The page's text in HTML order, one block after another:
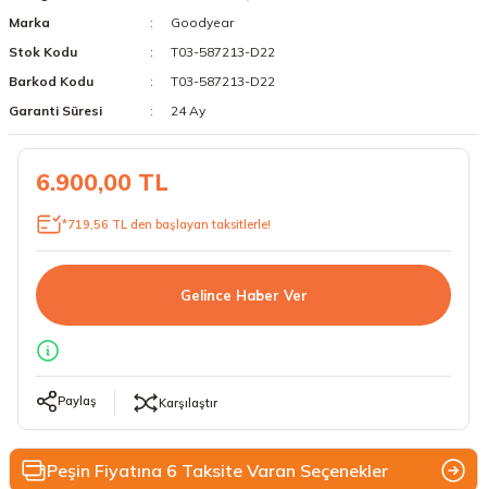
19 Lastikler
20 Lastikler
23 Lastikler
Marka
Goodyear
Stok Kodu
T03-587213-D22
Barkod Kodu
T03-587213-D22
Garanti Süresi
24 Ay
6.900,00 TL
*719,56 TL den başlayan taksitlerle!
Gelince Haber Ver
Paylaş Karşılaştır
Peşin Fiyatına 6 Taksite Varan Seçenekler